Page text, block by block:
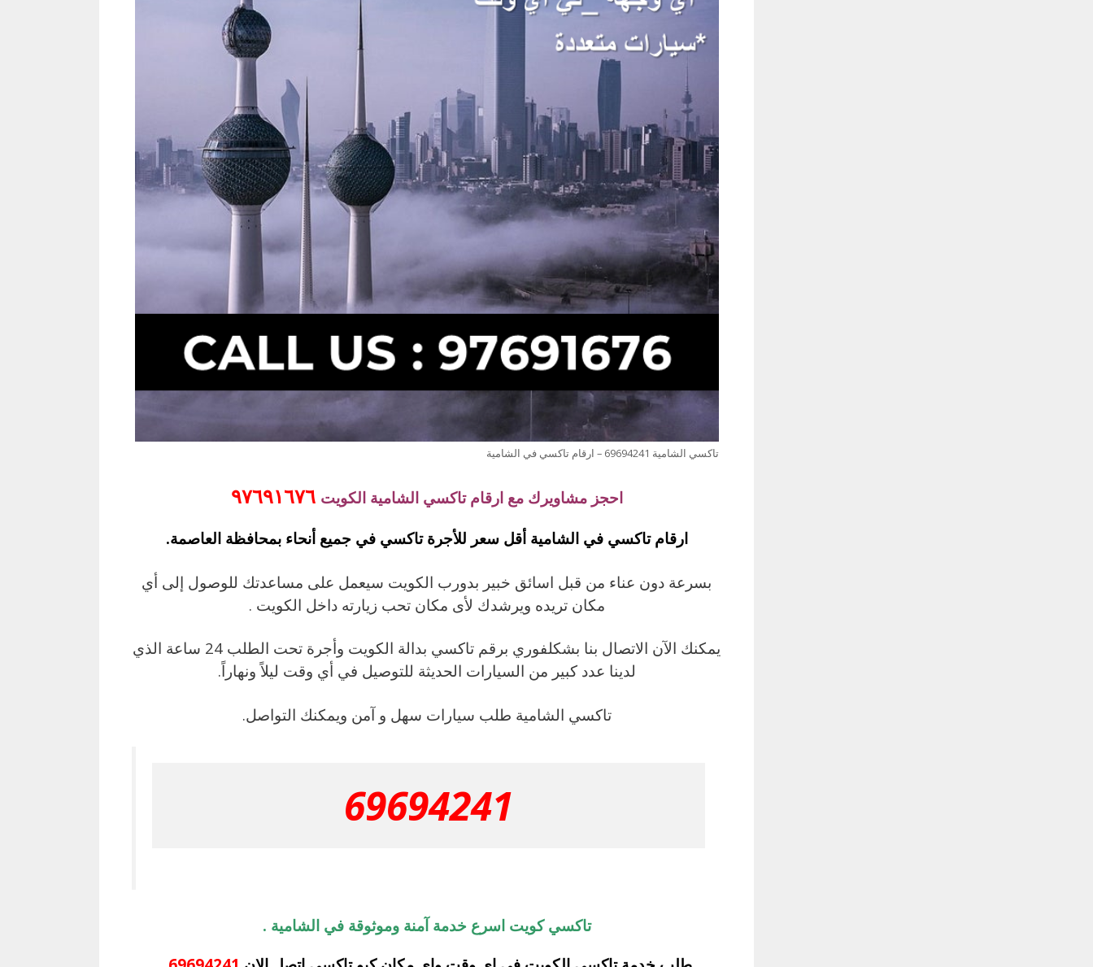
تاكسي الشامية 69694241 – ارقام تاكسي في الشامية
احجز مشاويرك مع ارقام تاكسي الشامية الكويت ٩٧٦٩١٦٧٦
ارقام تاكسي في الشامية أقل سعر للأجرة تاكسي في جميع أنحاء بمحافظة العاصمة.
بسرعة دون عناء من قبل اسائق خبير بدورب الكويت سيعمل على مساعدتك للوصول إلى أي
مكان تريده ويرشدك لأى مكان تحب زيارته داخل الكويت .
يمكنك الآن الاتصال بنا بشكلفوري برقم تاكسي بدالة الكويت وأجرة تحت الطلب 24 ساعة الذي
لدينا عدد كبير من السيارات الحديثة للتوصيل في أي وقت ليلاً ونهاراً.
تاكسي الشامية طلب سيارات سهل و آمن ويمكنك التواصل.
69694241
تاكسي كويت اسرع خدمة آمنة وموثوقة في الشامية .